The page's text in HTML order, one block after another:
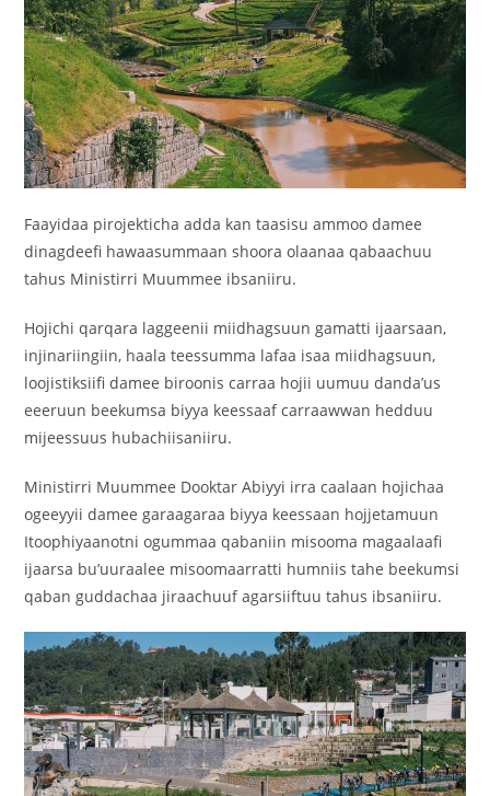
Faayidaa pirojekticha adda kan taasisu ammoo damee
dinagdeefi hawaasummaan shoora olaanaa qabaachuu
tahus Ministirri Muummee ibsaniiru.
Hojichi qarqara laggeenii miidhagsuun gamatti ijaarsaan,
injinariingiin, haala teessumma lafaa isaa miidhagsuun,
loojistiksiifi damee biroonis carraa hojii uumuu danda’us
eeeruun beekumsa biyya keessaaf carraawwan hedduu
mijeessuus hubachiisaniiru.
Ministirri Muummee Dooktar Abiyyi irra caalaan hojichaa
ogeeyyii damee garaagaraa biyya keessaan hojjetamuun
Itoophiyaanotni ogummaa qabaniin misooma magaalaafi
ijaarsa bu’uuraalee misoomaarratti humniis tahe beekumsi
qaban guddachaa jiraachuuf agarsiiftuu tahus ibsaniiru.